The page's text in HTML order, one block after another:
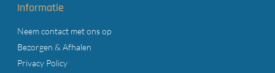
Informatie
Neem contact met ons op
Bezorgen & Afhalen
Privacy Policy